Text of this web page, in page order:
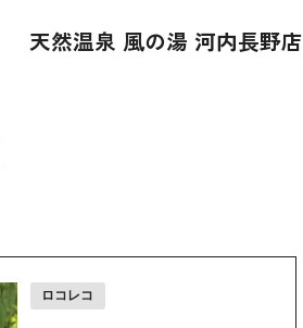
天然温泉 風の湯 河内長野店
ロコレコ